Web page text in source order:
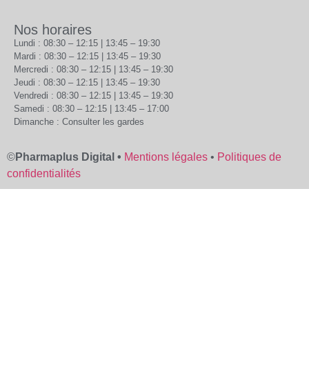
Nos horaires
Lundi : 08:30 – 12:15 | 13:45 – 19:30
Mardi : 08:30 – 12:15 | 13:45 – 19:30
Mercredi : 08:30 – 12:15 | 13:45 – 19:30
Jeudi : 08:30 – 12:15 | 13:45 – 19:30
Vendredi : 08:30 – 12:15 | 13:45 – 19:30
Samedi : 08:30 – 12:15 | 13:45 – 17:00
Dimanche : Consulter les gardes
©Pharmaplus Digital • Mentions légales • Politiques de
confidentialités